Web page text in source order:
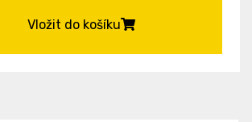
Vložit do košíku